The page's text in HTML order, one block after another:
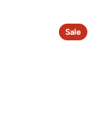
Sale